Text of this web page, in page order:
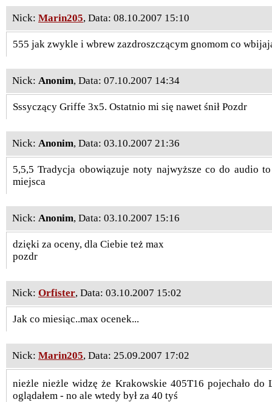
Nick: Marin205, Data: 08.10.2007 15:10
555 jak zwykle i wbrew zazdroszczącym gnomom co
Nick: Anonim, Data: 07.10.2007 14:34
Sssyczący Griffe 3x5. Ostatnio mi się nawet śnił Pozdr
Nick: Anonim, Data: 03.10.2007 21:36
5,5,5 Tradycja obowiązuje noty najwyższe co do audio
miejsca
Nick: Anonim, Data: 03.10.2007 15:16
dzięki za oceny, dla Ciebie też max
pozdr
Nick: Orfister, Data: 03.10.2007 15:02
Jak co miesiąc..max ocenek...
Nick: Marin205, Data: 25.09.2007 17:02
nieżle nieżle widzę że Krakowskie 405T16 pojechało
oglądałem - no ale wtedy był za 40 tyś